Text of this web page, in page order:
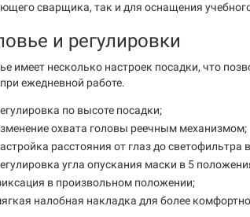
сварщика, так и для оснащения
и регулировки
имеет несколько настроек посадки, что
ежедневной работе.
по высоте посадки;
охвата головы реечным механизмом;
расстояния от глаз до светофильтра
угла опускания маски в 5
в произвольном положении;
налобная накладка для более